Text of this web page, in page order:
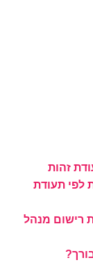
זהות
לפי תעודת
רישום מנהל